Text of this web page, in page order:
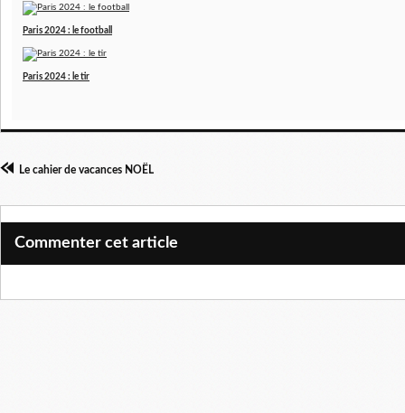
Paris 2024 : le football
Paris 2024 : le tir
Le cahier de vacances NOËL
Commenter cet article